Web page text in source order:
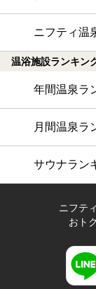
ニフティ温
温浴施設ランキン
年間温泉ラ
月間温泉ラ
サウナラン
ニフテ
おト